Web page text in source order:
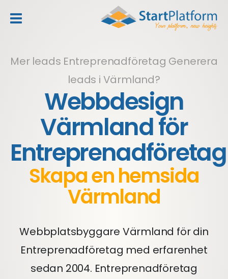
Mer leads Entreprenadföretag Generera
leads i Värmland?
Webbdesign
Värmland för
Entreprenadföretag
Skapa en hemsida
Värmland
Webbplatsbyggare Värmland för din
Entreprenadföretag med erfarenhet
sedan 2004. Entreprenadföretag
header_toggle_navigation